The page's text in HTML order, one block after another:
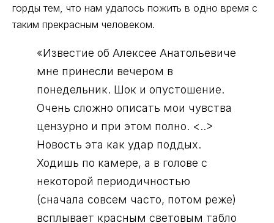
горды тем, что нам удалось пожить в одно время с
таким прекрасным человеком.
«Известие об Алексее Анатольевиче
мне принесли вечером в
понедельник. Шок и опустошение.
Очень сложно описать мои чувства
цензурно и при этом полно. <..>
Новость эта как удар поддых.
Ходишь по камере, а в голове с
некоторой периодичностью
(сначала совсем часто, потом реже)
всплывает красным световым табло